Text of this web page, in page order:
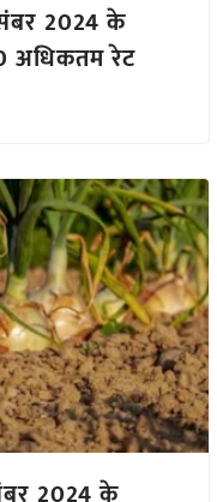
2024 के
अधिकतम रेट